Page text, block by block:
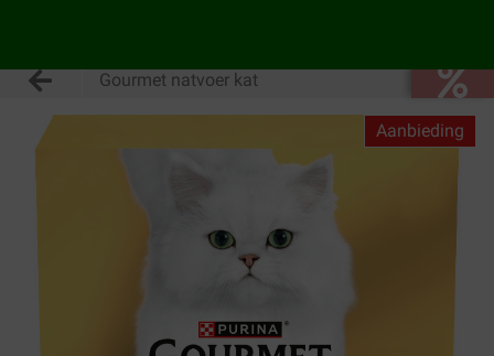
Gourmet natvoer kat
Aanbieding